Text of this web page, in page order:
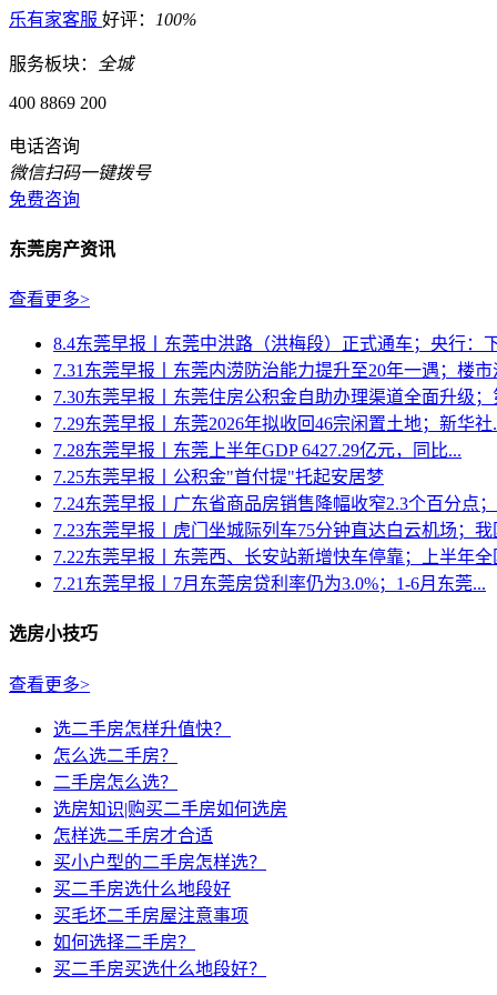
乐有家客服 好评： 100%
服务板块： 全城
400 8869 200
电话咨询
微信扫码一键拨号
免费咨询
东莞房产资讯
查看更多>
8.4东莞早报丨东莞中洪路（洪梅段）正式通车；央行：
7.31东莞早报丨东莞内涝防治能力提升至20年一遇；楼市
7.30东莞早报丨东莞住房公积金自助办理渠道全面升级；
7.29东莞早报丨东莞2026年拟收回46宗闲置土地；新华社
7.28东莞早报丨东莞上半年GDP 6427.29亿元，同比...
7.25东莞早报丨公积金"首付提"托起安居梦
7.24东莞早报丨广东省商品房销售降幅收窄2.3个百分点
7.23东莞早报丨虎门坐城际列车75分钟直达白云机场；我
7.22东莞早报丨东莞西、长安站新增快车停靠；上半年全
7.21东莞早报丨7月东莞房贷利率仍为3.0%；1-6月东莞...
选房小技巧
查看更多>
选二手房怎样升值快？
怎么选二手房？
二手房怎么选？
选房知识|购买二手房如何选房
怎样选二手房才合适
买小户型的二手房怎样选？
买二手房选什么地段好
买毛坯二手房屋注意事项
如何选择二手房？
买二手房买选什么地段好？